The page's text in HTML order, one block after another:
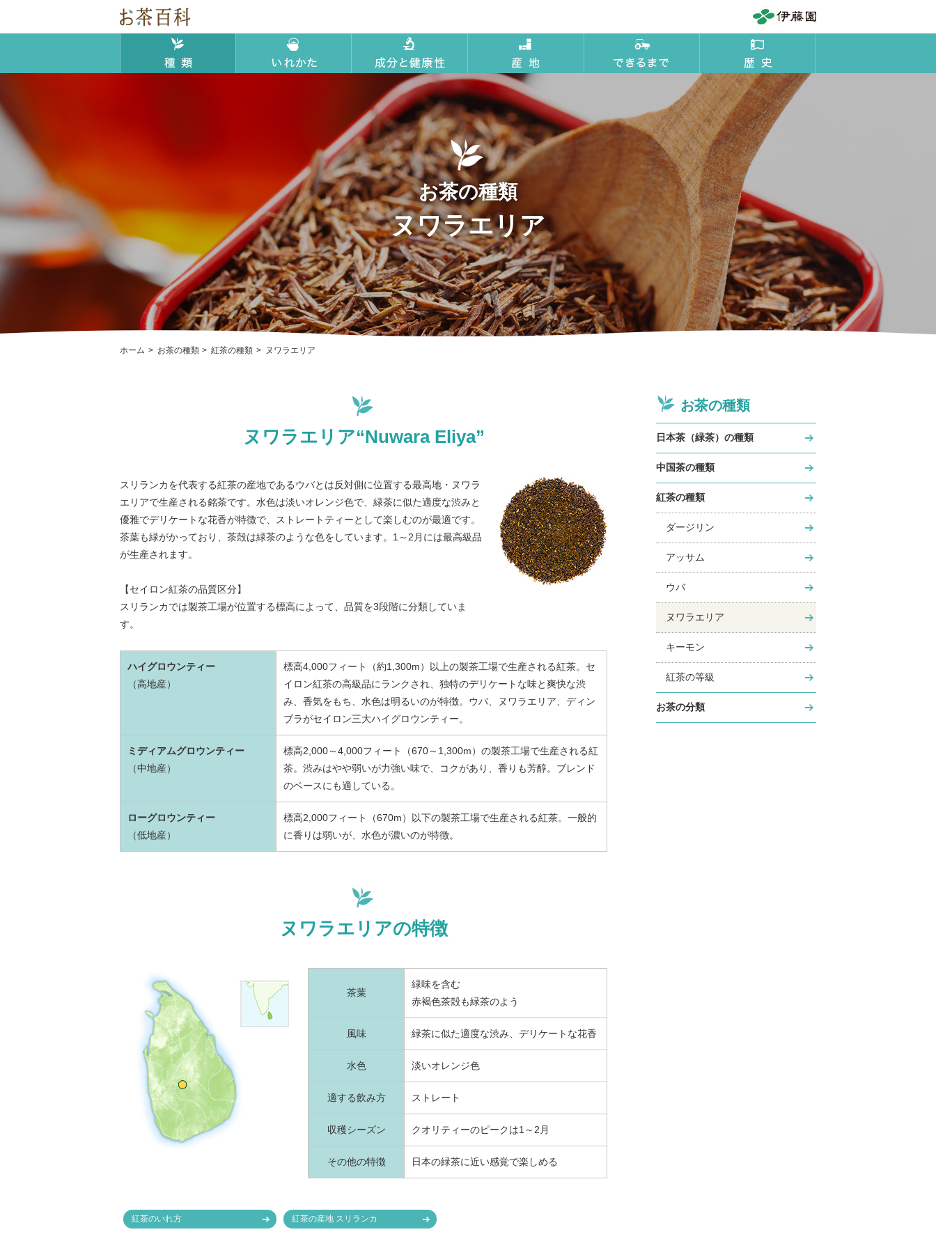
お茶の種類
ヌワラエリア
ホーム お茶の種類 紅茶の種類 ヌワラエリア
ヌワラエリア“Nuwara Eliya”
スリランカを代表する紅茶の産地であるウバとは反対側に位置する最高地・ヌワラ
エリアで生産される銘茶です。水色は淡いオレンジ色で、緑茶に似た適度な渋みと
優雅でデリケートな花香が特徴で、ストレートティーとして楽しむのが最適です。
茶葉も緑がかっており、茶殻は緑茶のような色をしています。1～2月には最高級品
が生産されます。
【セイロン紅茶の品質区分】
スリランカでは製茶工場が位置する標高によって、品質を3段階に分類していま
す。
ハイグロウンティー
（高地産）
標高4,000フィート（約1,300m）以上の製茶工場で生産される紅茶。セ
イロン紅茶の高級品にランクされ、独特のデリケートな味と爽快な渋
み、香気をもち、水色は明るいのが特徴。ウバ、ヌワラエリア、ディン
ブラがセイロン三大ハイグロウンティー。
ミディアムグロウンティー
（中地産）
標高2,000～4,000フィート（670～1,300m）の製茶工場で生産される紅
茶。渋みはやや弱いが力強い味で、コクがあり、香りも芳醇。ブレンド
のベースにも適している。
ローグロウンティー
（低地産）
標高2,000フィート（670m）以下の製茶工場で生産される紅茶。一般的
に香りは弱いが、水色が濃いのが特徴。
ヌワラエリアの特徴
茶葉
緑味を含む
赤褐色茶殻も緑茶のよう
風味 緑茶に似た適度な渋み、デリケートな花香
水色 淡いオレンジ色
適する飲み方 ストレート
収穫シーズン クオリティーのピークは1～2月
その他の特徴 日本の緑茶に近い感覚で楽しめる
紅茶のいれ方 紅茶の産地 スリランカ
お茶の種類
日本茶（緑茶）の種類
中国茶の種類
紅茶の種類
ダージリン
アッサム
ウバ
ヌワラエリア
キーモン
紅茶の等級
お茶の分類